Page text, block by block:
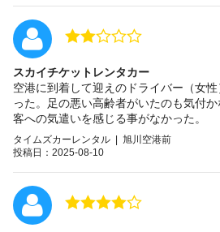
スカイチケットレンタカー
空港に到着して迎えのドライバー（女
った。足の悪い高齢者がいたのも気付
客への気遣いを感じる事がなかった。
タイムズカーレンタル | 旭川空港前
投稿日：2025-08-10